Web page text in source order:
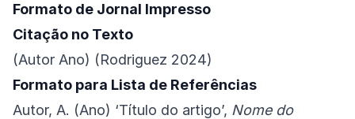
Formato de Jornal Impresso
Citação no Texto
(Autor Ano) (Rodriguez 2024)
Formato para Lista de Referências
Autor, A. (Ano) ‘Título do artigo’, Nome do